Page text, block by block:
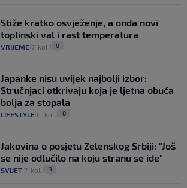
Stiže kratko osvježenje, a onda novi
toplinski val i rast temperatura
VRIJEME 7. kol. 0
Japanke nisu uvijek najbolji izbor:
Stručnjaci otkrivaju koja je ljetna obuća
bolja za stopala
LIFESTYLE 6. kol. 0
Jakovina o posjetu Zelenskog Srbiji: "Još
se nije odlučilo na koju stranu se ide"
SVIJET 7. kol. 3